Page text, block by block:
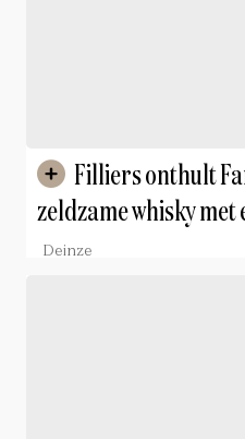
zeldzame whisky met
Deinze